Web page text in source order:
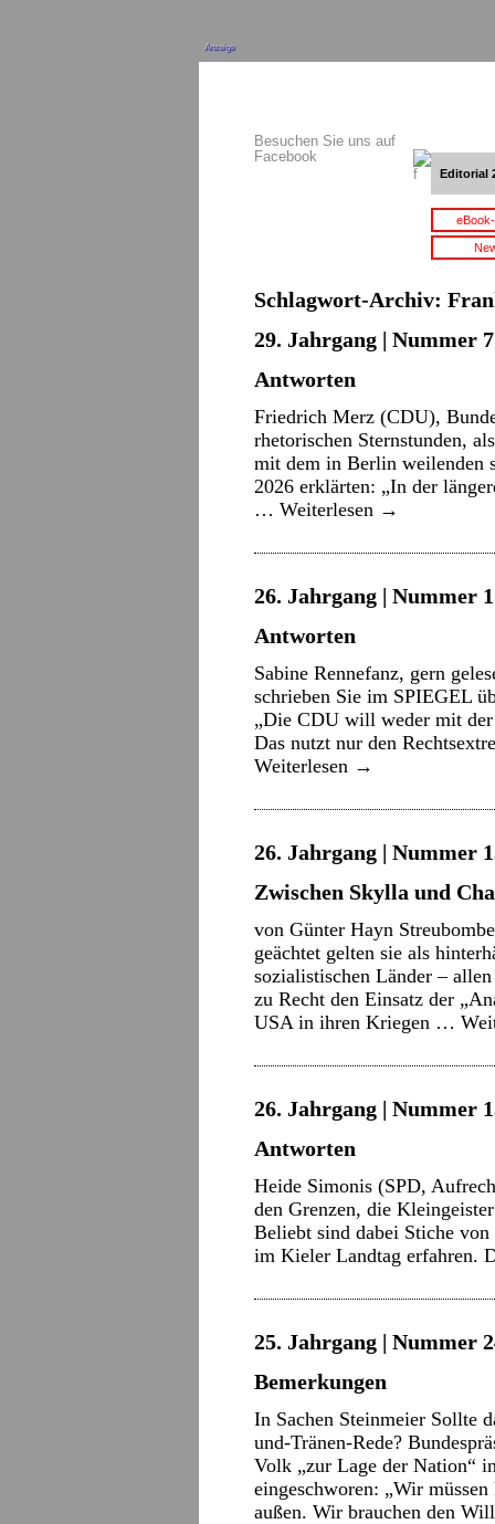
Anzeige
Besuchen Sie uns auf
Facebook
Editorial
Schlagwort-Archiv:
29. Jahrgang | Nummer
Antworten
Friedrich Merz (CDU),
rhetorischen Sternstunden,
mit dem in Berlin weilenden
2026 erklärten: „In der
… Weiterlesen →
26. Jahrgang | Nummer
Antworten
Sabine Rennefanz, gern
schrieben Sie im SPIEGEL
„Die CDU will weder mit
Das nutzt nur den
Weiterlesen →
26. Jahrgang | Nummer
Zwischen Skylla und
von Günter Hayn
geächtet gelten sie als
sozialistischen Länder –
zu Recht den Einsatz der
USA in ihren Kriegen …
26. Jahrgang | Nummer
Antworten
Heide Simonis (SPD,
den Grenzen, die
Beliebt sind dabei Stiche
im Kieler Landtag erfahren.
25. Jahrgang | Nummer
Bemerkungen
In Sachen Steinmeier Sollte
und-Tränen-Rede?
Volk „zur Lage der Nation“
eingeschworen: „Wir
außen. Wir brauchen den